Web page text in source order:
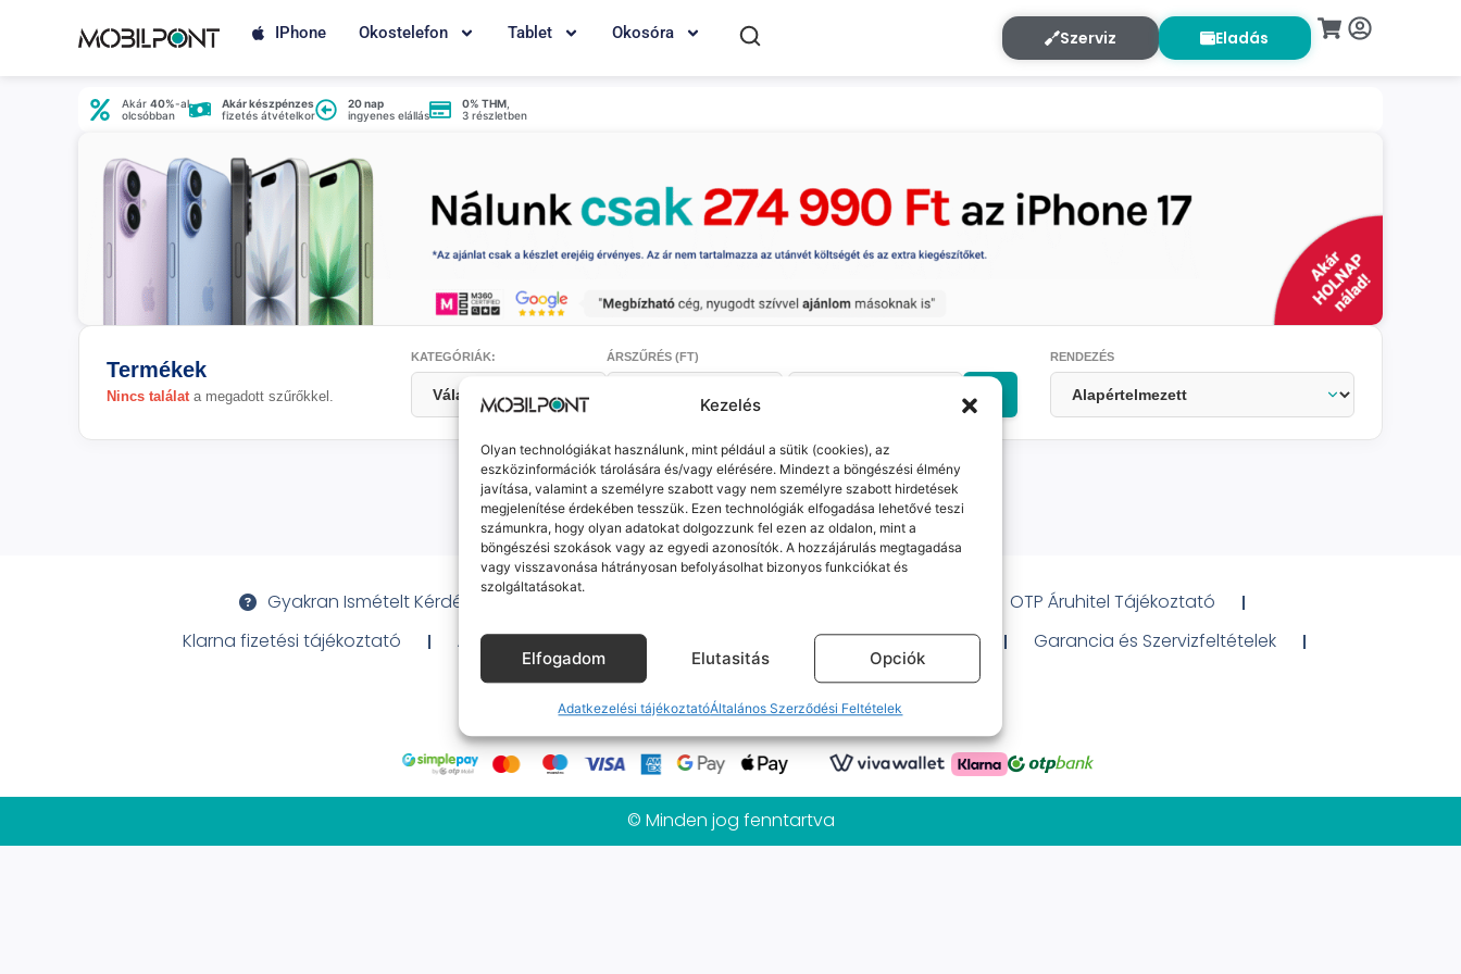
Kezelés
Olyan technológiákat használunk, mint például a sütik (cookies), az
eszközinformációk tárolására és/vagy elérésére. Mindezt a böngészési élmény
javítása, valamint a személyre szabott vagy nem személyre szabott hirdetések
megjelenítése érdekében tesszük. Ezen technológiák elfogadása lehetővé teszi
számunkra, hogy olyan adatokat dolgozzunk fel ezen az oldalon, mint a
böngészési szokások vagy az egyedi azonosítók. A hozzájárulás megtagadása
vagy visszavonása hátrányosan befolyásolhat bizonyos funkciókat és
szolgáltatásokat.
Elfogadom Elutasitás Opciók
Adatkezelési tájékoztatóÁltalános Szerződési Feltételek
IPhone Okostelefon Tablet Okosóra Szerviz Eladás
Akár 40%-al
olcsóbban
Akár készpénzes
fizetés átvételkor
20 nap
ingyenes elállás
0% THM
3 részletben
Termékek
Nincs találat a megadott szűrőkkel.
KATEGÓRIÁK: ÁRSZŰRÉS (FT) RENDEZÉS
Jelenleg nincs ilyen termékünk :(
Gyakran Ismételt Kérdések
OTP Áruhitel Tájékoztató
Klarna fizetési tájékoztató
Általános Szerződési Feltételek Adatkezelési tájékoztató
Garancia és Szervizfeltételek
Mobilpont Vélemények
Kapcsolat
© Minden jog fenntartva